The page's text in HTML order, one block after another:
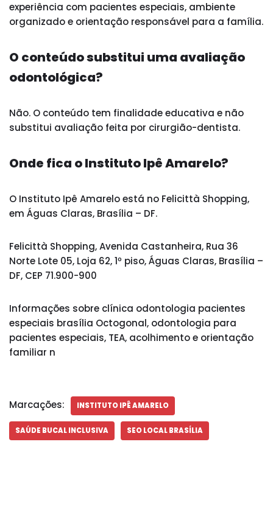
experiência com pacientes especiais, ambiente
organizado e orientação responsável para a família.
O conteúdo substitui uma avaliação
odontológica?
Não. O conteúdo tem finalidade educativa e não
substitui avaliação feita por cirurgião-dentista.
Onde fica o Instituto Ipê Amarelo?
O Instituto Ipê Amarelo está no Felicittà Shopping,
em Águas Claras, Brasília – DF.
Felicittà Shopping, Avenida Castanheira, Rua 36
Norte Lote 05, Loja 62, 1º piso, Águas Claras, Brasília –
DF, CEP 71.900-900
Informações sobre clínica odontologia pacientes
especiais brasília Octogonal, odontologia para
pacientes especiais, TEA, acolhimento e orientação
familiar n
Marcações: INSTITUTO IPÊ AMARELO
SAÚDE BUCAL INCLUSIVA SEO LOCAL BRASÍLIA